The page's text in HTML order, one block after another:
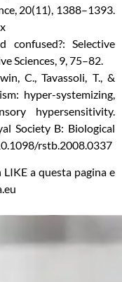
20(11), 1388–1393.
Selective
Sciences, 9, 75–82.
C., Tavassoli, T., &
hyper-systemizing,
hypersensitivity.
Society B: Biological
rstb.2008.0337
a questa pagina e